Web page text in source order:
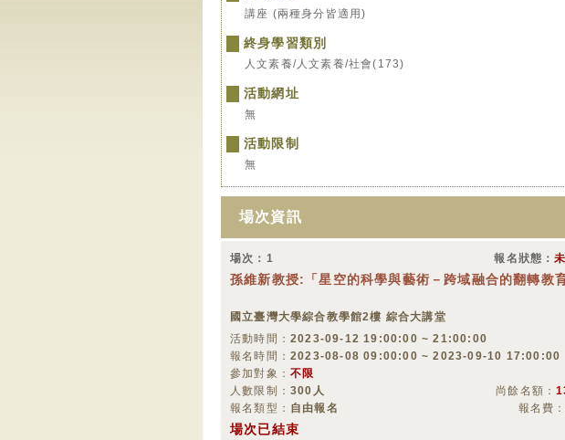
講座 (兩種身分皆適用)
終身學習類別
人文素養/人文素養/社會(173)
活動網址
無
活動限制
無
場次資訊
場次：1 報名狀態：
孫維新教授:「星空的科學與藝術－跨域融合的翻轉教育
國立臺灣大學綜合教學館2樓 綜合大講堂
活動時間： 2023-09-12 19:00:00 ~ 21:00:00
報名時間： 2023-08-08 09:00:00 ~ 2023-09-10 17:00:00
參加對象： 不限
人數限制： 300人 尚餘名額：
報名類型： 自由報名 報名費
場次已結束